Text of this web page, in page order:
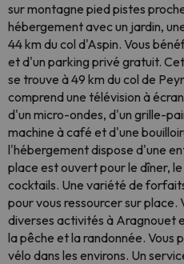
sur montagne pied pistes
hébergement avec un jardin,
44 km du col d'Aspin. Vous
et d'un parking privé gratuit.
se trouve à 49 km du col de
comprend une télévision à
d'un micro-ondes, d'un grille-
machine à café et d'une
l'hébergement dispose d'une
place est ouvert pour le dîner,
cocktails. Une variété de
pour vous ressourcer sur
diverses activités à Aragnouet
la pêche et la randonnée. Vous
vélo dans les environs. Un